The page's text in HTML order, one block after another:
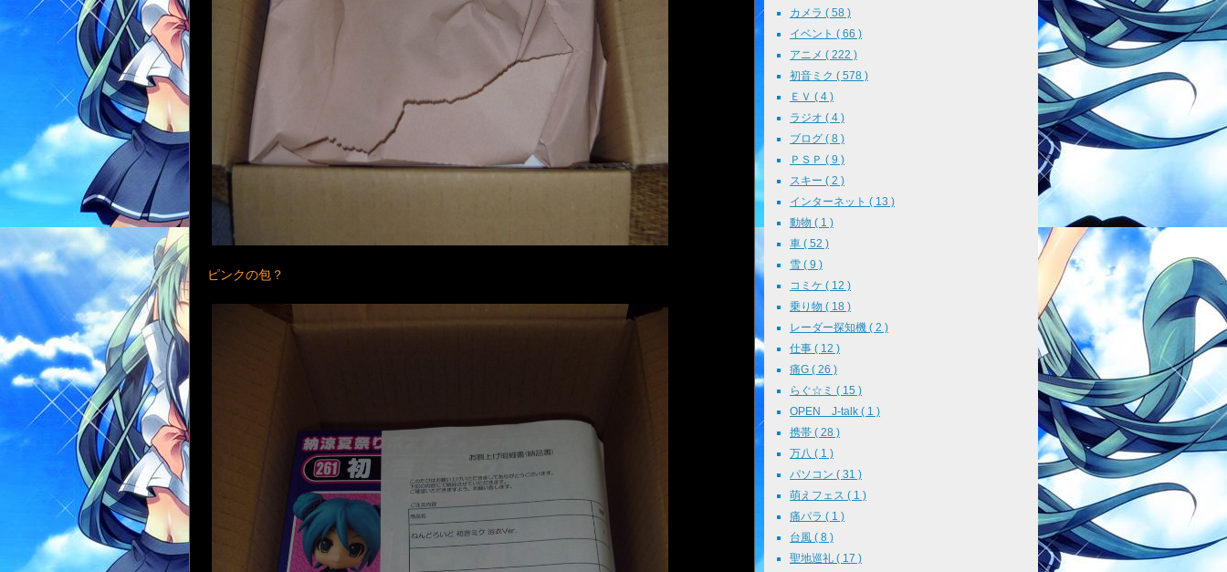
ピンクの包？
カメラ ( 58 )
イベント ( 66 )
アニメ ( 222 )
初音ミク ( 578 )
ＥＶ ( 4 )
ラジオ ( 4 )
ブログ ( 8 )
ＰＳＰ ( 9 )
スキー ( 2 )
インターネット ( 13 )
動物 ( 1 )
車 ( 52 )
雪 ( 9 )
コミケ ( 12 )
乗り物 ( 18 )
レーダー探知機 ( 2 )
仕事 ( 12 )
痛G ( 26 )
らぐ☆ミ ( 15 )
OPEN J-talk ( 1 )
携帯 ( 28 )
万八 ( 1 )
パソコン ( 31 )
萌えフェス ( 1 )
痛パラ ( 1 )
台風 ( 8 )
聖地巡礼 ( 17 )